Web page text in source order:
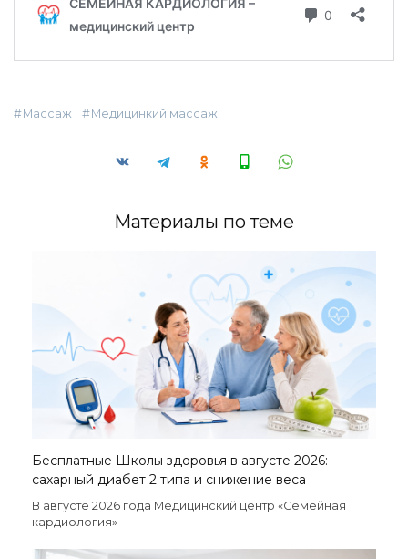
Массаж Медицинкий массаж
Материалы по теме
Бесплатные Школы здоровья в августе 2026:
сахарный диабет 2 типа и снижение веса
В августе 2026 года Медицинский центр «Семейная
кардиология»